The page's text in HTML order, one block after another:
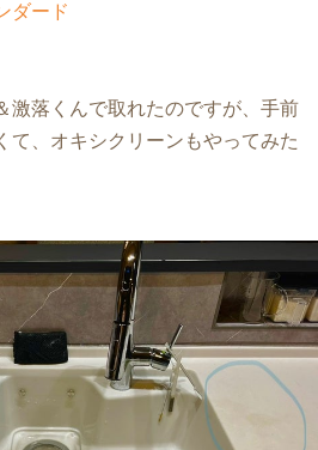
ダード
激落くんで取れたのですが、手前
て、オキシクリーンもやってみた